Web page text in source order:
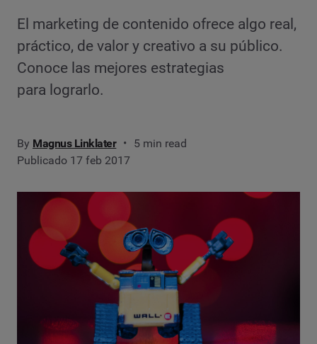
El marketing de contenido ofrece algo real,
práctico, de valor y creativo a su público.
Conoce las mejores estrategias
para lograrlo.
By Magnus Linklater
5 min read
Publicado 17 feb 2017